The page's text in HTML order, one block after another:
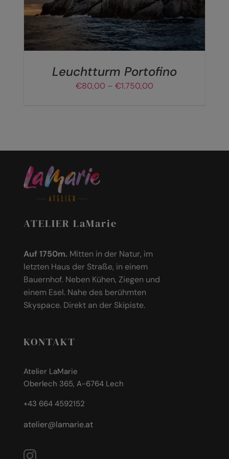
VARIANTEN
AUF.
DIE
OPTIONEN
KÖNNEN
DER
PRODUKTSEITE
GEWÄHLT
Leuchtturm Portofino
€80,00 – €1.750,00Preisspanne:
ATELIER LaMarie
Auf 1750m.Mitten in der Natur, im
letzten Haus der Straße, in einem
Bauernhof. Neben Kühen, Ziegen und
einem Esel. Nahe des berühmten
Skyspace. Direkt an der Skipiste.
KONTAKT
Atelier LaMarie
Oberlech 365, A-6764 Lech
+43 664 4592152
atelier@lamarie.at